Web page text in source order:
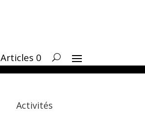
Articles 0
Activités